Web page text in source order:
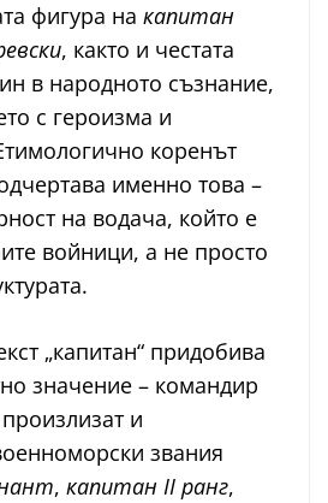
фигура на капитан
, както и честата
в народното съзнание,
с героизма и
коренът
именно това –
на водача, който е
войници, а не просто
„капитан“ придобива
значение – командир
и
звания
, капитан II ранг,